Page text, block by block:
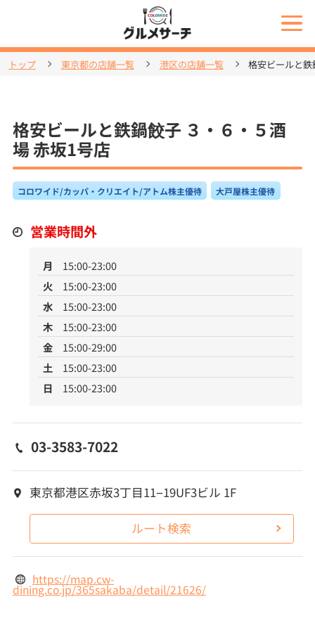
トップ 東京都の店舗一覧 港区の店舗一覧 格安ビールと
格安ビールと鉄鍋餃子 ３・６・５酒
場 赤坂1号店
コロワイド/カッパ・クリエイト/アトム株主優待 大戸屋株主優待
営業時間外
月
15:00-23:00
火
15:00-23:00
水
15:00-23:00
木
15:00-23:00
金
15:00-29:00
土
15:00-23:00
日
15:00-23:00
03-3583-7022
東京都港区赤坂3丁目11−19UF3ビル 1F
ルート検索
https://map.cw-
dining.co.jp/365sakaba/detail/21626/